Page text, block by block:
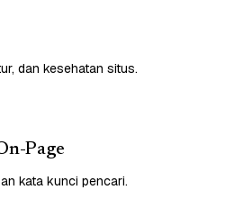
dan kesehatan situs.
Page
kata kunci pencari.